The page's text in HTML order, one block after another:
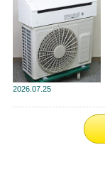
2026 07.25